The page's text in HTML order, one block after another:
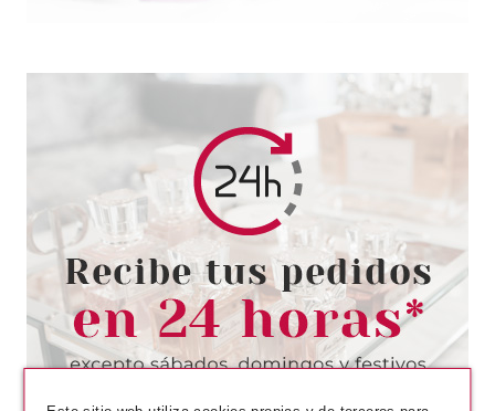
HERMES
HERMES TERRE D´HERMES
DEO VAPO 150 ML
Pvr 43.00€
-49%
desde
21.95€